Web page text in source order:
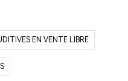
EN VENTE LIBRE